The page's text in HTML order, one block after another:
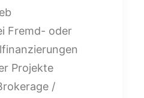
Fremd- oder
Projekte
/